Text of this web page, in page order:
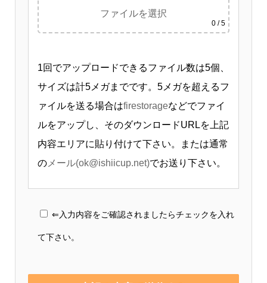
ファイルを選択
0/ 5
1回でアップロードできるファイル数は5個、
サイズは計5メガまでです。5メガを超えるフ
ァイルを送る場合はfirestorageなどでファイ
ルをアップし、そのダウンロードURLを上記
内容エリアに貼り付けて下さい。または通常
のメール(ok@ishiicup.net)でお送り下さい。
⇐入力内容をご確認されましたらチェックを入れ
て下さい。